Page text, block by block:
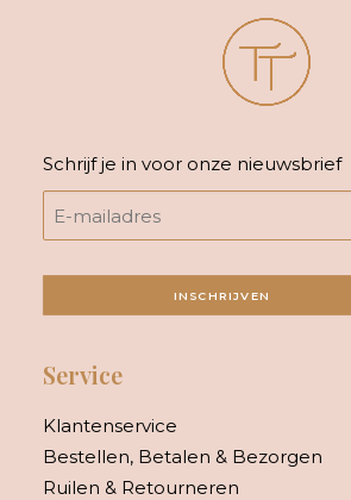
Schrijf je in voor onze nieuwsbrief
INSCHRIJVEN
Service
Klantenservice
Bestellen, Betalen & Bezorgen
Ruilen & Retourneren